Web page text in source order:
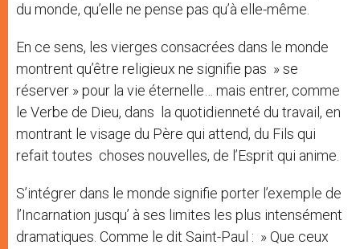
du monde, qu’elle ne pense pas qu’à elle-même.
En ce sens, les vierges consacrées dans le monde
montrent qu’être religieux ne signifie pas » se
réserver » pour la vie éternelle… mais entrer, comme
le Verbe de Dieu, dans la quotidienneté du travail, en
montrant le visage du Père qui attend, du Fils qui
refait toutes choses nouvelles, de l’Esprit qui anime.
S’intégrer dans le monde signifie porter l’exemple de
l’Incarnation jusqu’ à ses limites les plus intensément
dramatiques. Comme le dit Saint-Paul : » Que ceux